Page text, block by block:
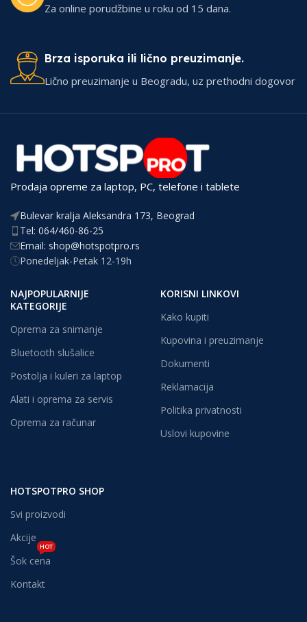
Za online porudžbine u roku od 15 dana.
Brza isporuka ili lično preuzimanje.
Lično preuzimanje u Beogradu, uz prethodni dogovor
Prodaja opreme za laptop, PC, telefone i tablete
Bulevar kralja Aleksandra 173, Beograd
Tel: 064/460-86-25
Email: shop@hotspotpro.rs
Ponedeljak-Petak 12-19h
NAJPOPULARNIJE
KATEGORIJE
Oprema za snimanje
Bluetooth slušalice
Postolja i kuleri za laptop
Alati i oprema za servis
Oprema za računar
KORISNI LINKOVI
Kako kupiti
Kupovina i preuzimanje
Dokumenti
Reklamacija
Politika privatnosti
Uslovi kupovine
HOTSPOTPRO SHOP
Svi proizvodi
Akcije
Šok cena
HOT
Kontakt